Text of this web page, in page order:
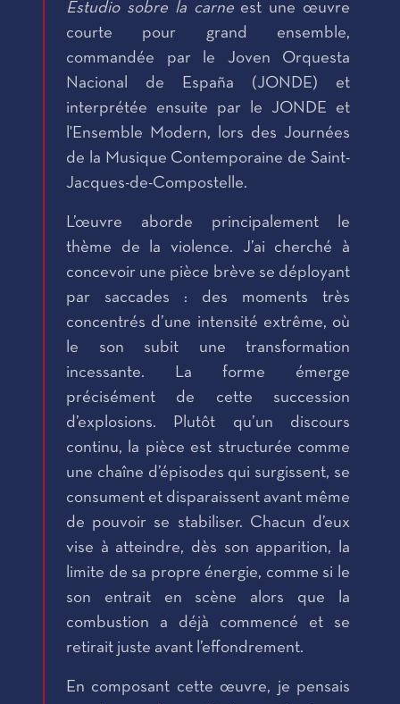
Estudio sobre la carneest une œuvre
courte pour grand ensemble,
commandée par le Joven Orquesta
Nacional de España (JONDE) et
interprétée ensuite par le JONDE et
l'Ensemble Modern, lors des Journées
de la Musique Contemporaine de Saint-
Jacques-de-Compostelle.
L’œuvre aborde principalement le
thème de la violence. J’ai cherché à
concevoir une pièce brève se déployant
par saccades : des moments très
concentrés d’une intensité extrême, où
le son subit une transformation
incessante. La forme émerge
précisément de cette succession
d’explosions. Plutôt qu’un discours
continu, la pièce est structurée comme
une chaîne d’épisodes qui surgissent, se
consument et disparaissent avant même
de pouvoir se stabiliser. Chacun d’eux
vise à atteindre, dès son apparition, la
limite de sa propre énergie, comme si le
son entrait en scène alors que la
combustion a déjà commencé et se
retirait juste avant l’effondrement.
En composant cette œuvre, je pensais